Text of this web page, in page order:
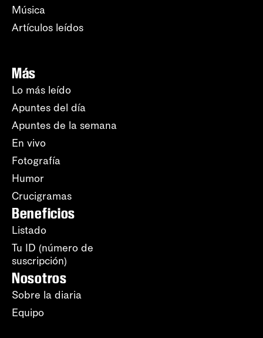
Música
Artículos leídos
Más
Lo más leído
Apuntes del día
Apuntes de la semana
En vivo
Fotografía
Humor
Crucigramas
Beneficios
Listado
Tu ID (número de
suscripción)
Nosotros
Sobre la diaria
Equipo